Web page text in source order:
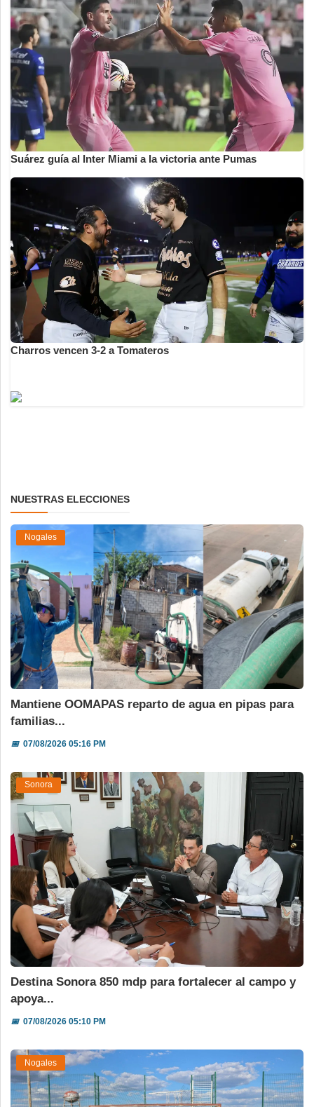
Suárez guía al Inter Miami a la victoria ante Pumas
Charros vencen 3-2 a Tomateros
NUESTRAS ELECCIONES
Nogales
Mantiene OOMAPAS reparto de agua en pipas para
familias...
📅07/08/2026 05:16 PM
Sonora
Destina Sonora 850 mdp para fortalecer al campo y
apoya...
📅07/08/2026 05:10 PM
Nogales